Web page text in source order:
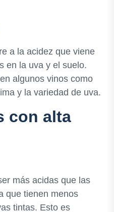
a la acidez que viene
en la uva y el suelo.
algunos vinos como
y la variedad de uva.
con alta
más acidas que las
que tienen menos
tintas. Esto es